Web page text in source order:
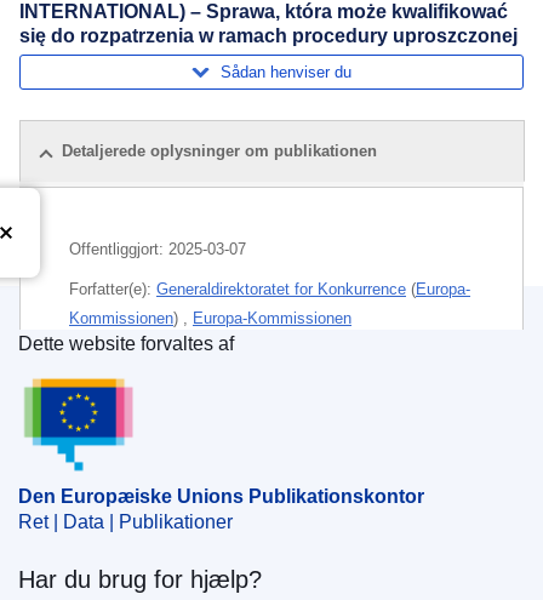
INTERNATIONAL) – Sprawa, która może kwalifikować
się do rozpatrzenia w ramach procedury uproszczonej
Sådan henviser du
Detaljerede oplysninger om publikationen
Offentliggjort: 2025-03-07
Forfatter(e): Generaldirektoratet for Konkurrence (Europa-
Kommissionen) , Europa-Kommissionen
optisk industri
CELEX : 52025M11916
OJ : C_202501567
Den Europæiske Unions Publikationskontor
Dette website forvaltes af
Den Europæiske Unions Publikationskontor
Ret | Data | Publikationer
Har du brug for hjælp?